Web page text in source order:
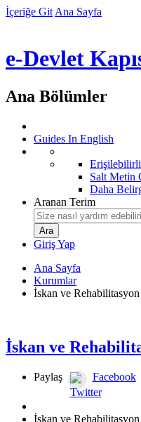
İçeriğe Git Ana Sayfa
e-Devlet
Ana Bölümler
Guides In English
Salt Metin
Daha
Aranan Terim
Giriş Yap
Ana Sayfa
Kurumlar
İskan ve
İskan ve
Paylaş
Twitter
Facebook
İskan ve